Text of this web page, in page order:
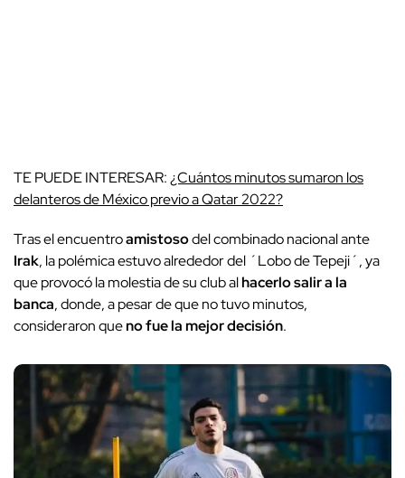
TE PUEDE INTERESAR:¿Cuántos minutos sumaron los
delanteros de México previo a Qatar 2022?
Tras el encuentroamistosodel combinado nacional ante
Irak, la polémica estuvo alrededor del ´Lobo de Tepeji´, ya
que provocó la molestia de su club alhacerlo salir a la
banca, donde, a pesar de que no tuvo minutos,
consideraron queno fue la mejor decisión.